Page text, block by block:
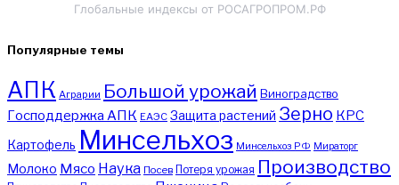
Глобальные индексы от РОСАГРОПРОМ.РФ
Популярные темы
АПК Аграрии Большой урожай Виноградство
Господдержка АПК ЕАЭС Защита растений Зерно КРС
Картофель Минсельхоз Минсельхоз РФ Мираторг
Молоко Мясо Наука Посев Потеря урожая Производство